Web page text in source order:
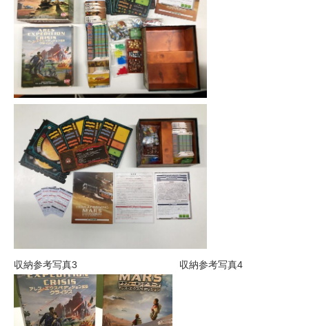
収納参考写真3 収納参考写真4